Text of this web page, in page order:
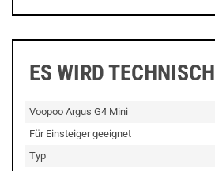
ES WIRD TECHNISCH
Voopoo Argus G4 Mini
Für Einsteiger geeignet
Typ